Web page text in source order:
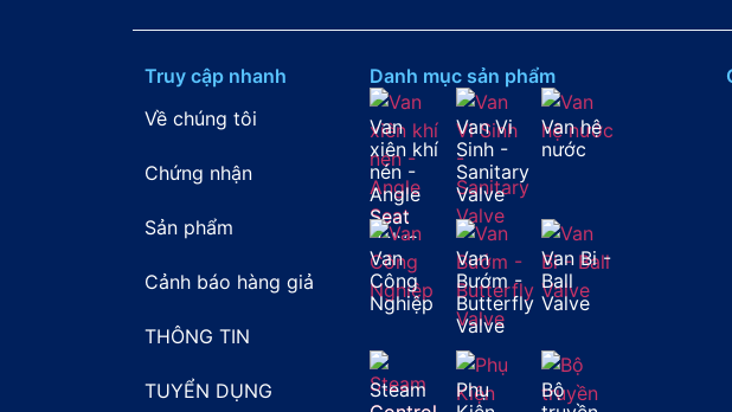
Truy cập nhanh
Về chúng tôi
Chứng nhận
Sản phẩm
Cảnh báo hàng giả
THÔNG TIN
TUYỂN DỤNG
Danh mục sản phẩm
Van
xiên khí
nén -
Angle
Seat
Valve
Van Vi
Sinh -
Sanitary
Valve
Van hệ
nước
Van
Công
Nghiệp
Van
Bướm -
Butterfly
Valve
Van Bi -
Ball
Valve
Steam
Phụ
Bộ